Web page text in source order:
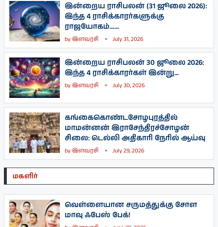
இன்றைய ராசிபலன் (31 ஜூலை 2026):
இந்த 4 ராசிக்காரர்களுக்கு
ராஜயோகம்…...
byஇளவரசி July 31, 2026
இன்றைய ராசிபலன் 30 ஜூலை 2026:
இந்த 4 ராசிக்காரர்கள் இன்று...
byஇளவரசி July 30, 2026
கங்கைகொண்டசோழபுரத்தில்
மாமன்னன் இராசேந்திரச்சோழன்
சிலை: டெல்லி அதிகாரி நேரில் ஆய்வு
byஇளவரசி July 29, 2026
மகளிர்
வெள்ளையான சருமத்துக்கு சோள
மாவு ஃபேஸ் பேக்!